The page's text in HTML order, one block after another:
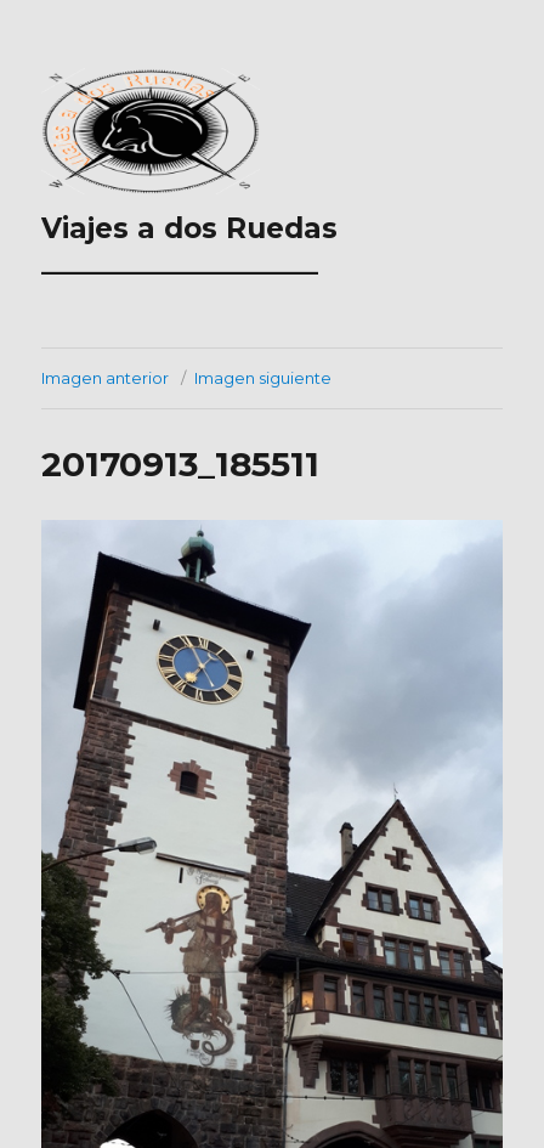
Viajes a dos Ruedas
___________________
Imagen anterior Imagen siguiente
20170913_185511